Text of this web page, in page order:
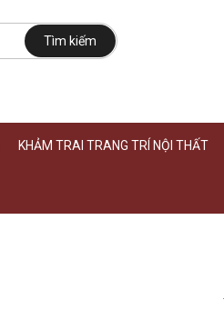
Tìm kiếm
KHẢM TRAI TRANG TRÍ NỘI THẤT